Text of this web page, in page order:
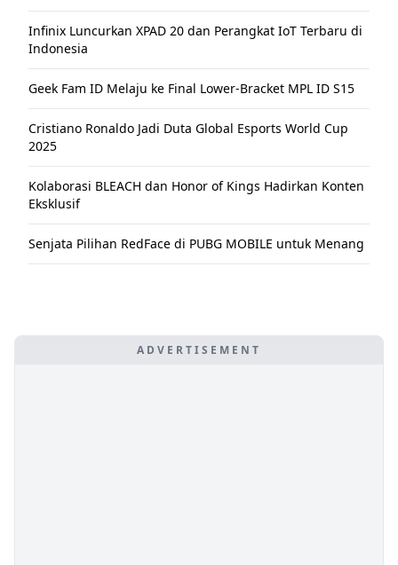
Infinix Luncurkan XPAD 20 dan Perangkat IoT Terbaru di
Indonesia
Geek Fam ID Melaju ke Final Lower-Bracket MPL ID S15
Cristiano Ronaldo Jadi Duta Global Esports World Cup
2025
Kolaborasi BLEACH dan Honor of Kings Hadirkan Konten
Eksklusif
Senjata Pilihan RedFace di PUBG MOBILE untuk Menang
ADVERTISEMENT